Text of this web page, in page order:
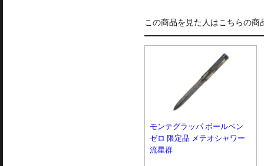
この商品を見た人はこちらの商
モンテグラッパ ボールペン
ゼロ 限定品 メテオシャワー
流星群